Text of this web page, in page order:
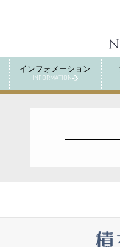
インフォメーション
INFORMATION